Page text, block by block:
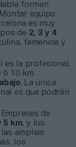
forman
equipo
es muy
de 2, 3 y 4
femenina y
es la profesional,
ó 10 km
. La única
es que podrán
de
5 km, y los
amplias
los